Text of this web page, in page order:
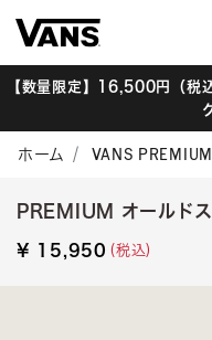
【数量限定】16,500円（税
ホーム VANS PREMIUM
PREMIUM オールド
¥ 15,950 (税込)